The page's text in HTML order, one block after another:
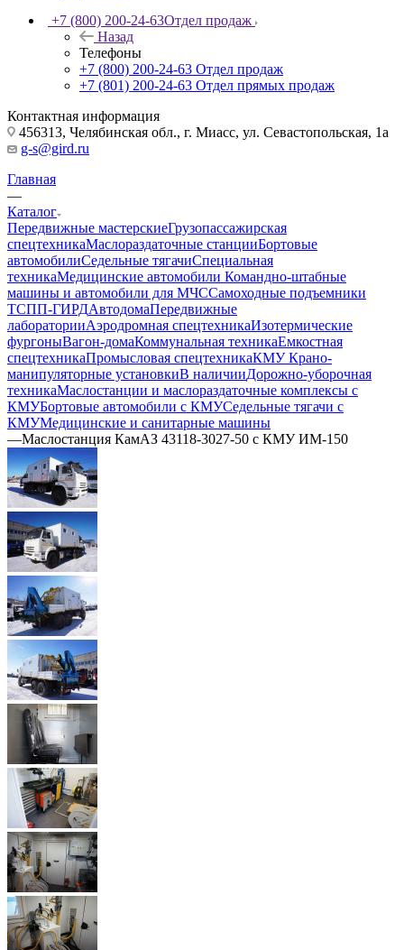
+7 (800) 200-24-63Отдел продаж
Назад
Телефоны
+7 (800) 200-24-63 Отдел продаж
+7 (801) 200-24-63 Отдел прямых продаж
Контактная информация
456313, Челябинская обл., г. Миасс, ул. Севастопольская, 1а
g-s@gird.ru
Главная
—
Каталог
Передвижные мастерскиеГрузопассажирская
спецтехникаМаслораздаточные станцииБортовые
автомобилиСедельные тягачиСпециальная
техникаМедицинские автомобили Командно-штабные
машины и автомобили для МЧССамоходные подъемники
ТСПП-ГИРДАвтодомаПередвижные
лабораторииАэродромная спецтехникаИзотермические
фургоныВагон-домаКоммунальная техникаЕмкостная
спецтехникаПромысловая спецтехникаКМУ Крано-
манипуляторные установкиВ наличииДорожно-уборочная
техникаМаслостанции и маслораздаточные комплексы с
КМУБортовые автомобили с КМУСедельные тягачи с
КМУМедицинские и санитарные машины
—Маслостанция КамАЗ 43118-3027-50 с КМУ ИМ-150